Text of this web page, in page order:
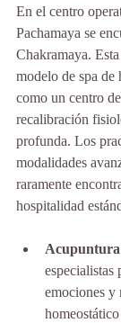
En el centro
Pachamaya se
Chakramaya.
modelo de spa de
como un centro
recalibración
profunda. Los
modalidades
raramente
hospitalidad
especialistas
emociones y